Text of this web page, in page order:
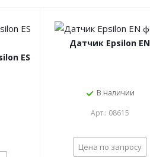
ES
Датчик Epsilon EN
В наличии
Арт.: 08615
Цена по запросу